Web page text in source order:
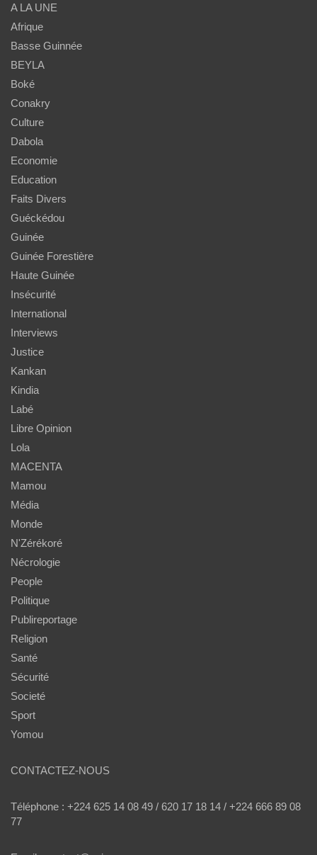
A LA UNE
Afrique
Basse Guinnée
BEYLA
Boké
Conakry
Culture
Dabola
Economie
Education
Faits Divers
Guéckédou
Guinée
Guinée Forestière
Haute Guinée
Insécurité
International
Interviews
Justice
Kankan
Kindia
Labé
Libre Opinion
Lola
MACENTA
Mamou
Média
Monde
N'Zérékoré
Nécrologie
People
Politique
Publireportage
Religion
Santé
Sécurité
Societé
Sport
Yomou
CONTACTEZ-NOUS
Téléphone : +224 625 14 08 49 / 620 17 18 14 / +224 666 89 08
77